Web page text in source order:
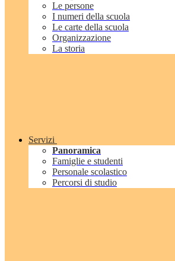
Le persone
I numeri della scuola
Le carte della scuola
Organizzazione
La storia
Servizi
Panoramica
Famiglie e studenti
Personale scolastico
Percorsi di studio